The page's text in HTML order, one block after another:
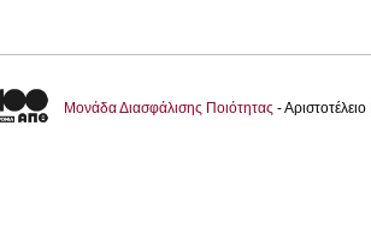
Μονάδα Διασφάλισης Ποιότητας -